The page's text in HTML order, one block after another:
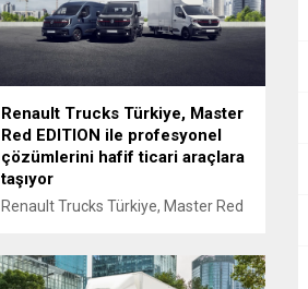
Renault Trucks Türkiye, Master
Red EDITION ile profesyonel
çözümlerini hafif ticari araçlara
taşıyor
Renault Trucks Türkiye, Master Red